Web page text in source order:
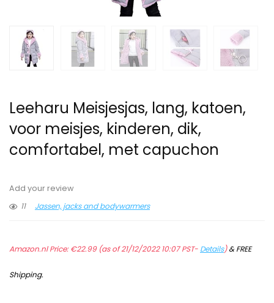
Leeharu Meisjesjas, lang, katoen,
voor meisjes, kinderen, dik,
comfortabel, met capuchon
Add your review
11
Jassen, jacks and bodywarmers
Amazon.nl Price:€22.99(as of 21/12/2022 10:07 PST- Details)&FREE
Shipping.